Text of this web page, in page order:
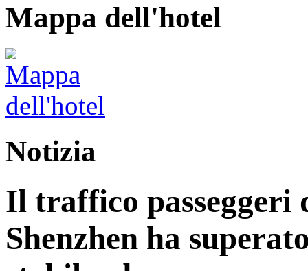
Mappa dell'hotel
Notizia
Il traffico passeggeri
Shenzhen ha